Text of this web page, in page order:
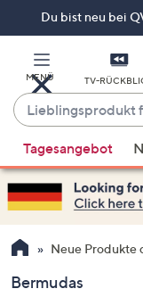
Du bist neu bei
MENÜ TV-
Lieblingsprodukt
finden
Vorschläge
verfügbar
sind,
verwenden
Sie
Pfeiltasten
Tagesangebot
Neue Produkte
Bermudas